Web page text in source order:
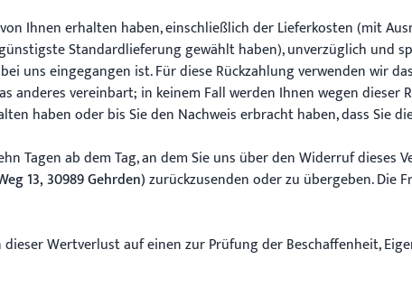
Ihnen erhalten haben, einschließlich der Lieferkosten (mit
Standardlieferung gewählt haben), unverzüglich und
uns eingegangen ist. Für diese Rückzahlung verwenden wir
anderes vereinbart; in keinem Fall werden Ihnen wegen dieser
haben oder bis Sie den Nachweis erbracht haben, dass Sie
Tagen ab dem Tag, an dem Sie uns über den Widerruf dieses
13, 30989 Gehrden)zurückzusenden oder zu übergeben. Die
Wertverlust auf einen zur Prüfung der Beschaffenheit,